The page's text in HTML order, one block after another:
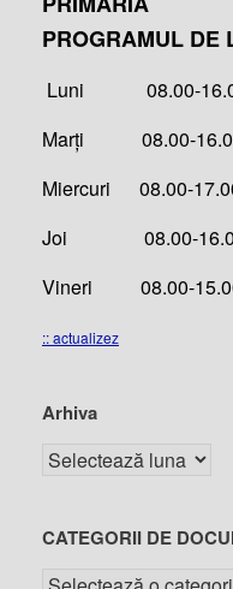
PROGRAMUL DE
Luni 08.00-
Marți 08.00-
Miercuri 08.00-
Joi 08.00-
Vineri 08.00-
:: actualizez
Arhiva
CATEGORII DE